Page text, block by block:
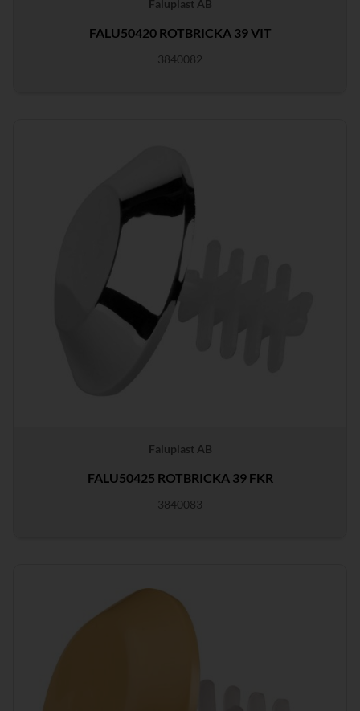
Faluplast AB
FALU50420 ROTBRICKA 39 VIT
3840082
Faluplast AB
FALU50425 ROTBRICKA 39 FKR
3840083